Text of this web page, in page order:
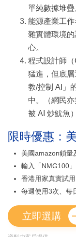
單純數據堆疊
能源產業工
雜實體環境
心。
程式設計師
猛進，但底
教/控制 AI」
中。（網民
被 AI 炒魷魚）
限時優惠：
美國amazon鎖量
輸入「NMG100
香港用家真實試
每週使用3次、每
立即選購